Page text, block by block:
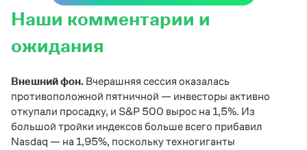
Наши комментарии и
ожидания
Внешний фон. Вчерашняя сессия оказалась
противоположной пятничной — инвесторы активно
откупали просадку, и S&P 500 вырос на 1,5%. Из
большой тройки индексов больше всего прибавил
Nasdaq — на 1,95%, поскольку техногиганты